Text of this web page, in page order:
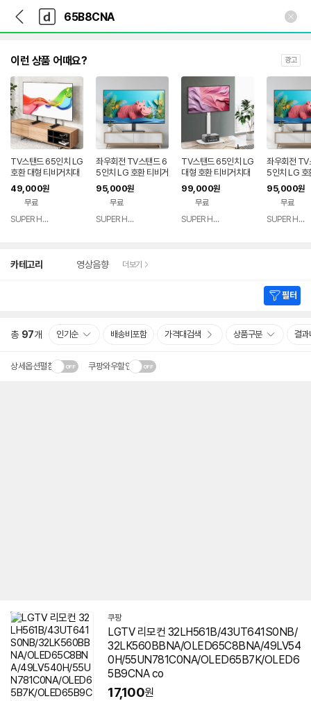
다
나
와
가
다
와
인
이런 상품 어때요? 광고
TV스탠드 65인치 LG
호환 대형 티비거치대
OLED65B8CNA OL
ED65B8 OLED65B
7L OLED65B7K
49,000원
무료
SUPER HERO
좌우회전 TV스탠드 6
5인치 LG 호환 티비거
치대 OLED65B9CN
A OLED65B8PUA
OLED65B8HNA
95,000원
무료
SUPER HERO
TV스탠드 65인치 LG
대형 호환 티비거치대
OLED65B9 OLED6
5B8CNA OLED65B
8GNA
99,000원
무료
SUPER HERO
좌우회전 TV
5인치 LG 호
치대
A
95,000원
무료
SUPER HERO
카테고리 영상음향 더보기
필터
총 97개 인기순 배송비포함 가격대검색 상품구분 결과
상세옵션펼침 쿠팡와우할인
쿠팡
LGTV 리모컨 32LH561B/43UT641S0NB/
32LK560BBNA/OLED65C8BNA/49LV54
0H/55UN781C0NA/OLED65B7K/OLED6
5B9CNA co
17,100원